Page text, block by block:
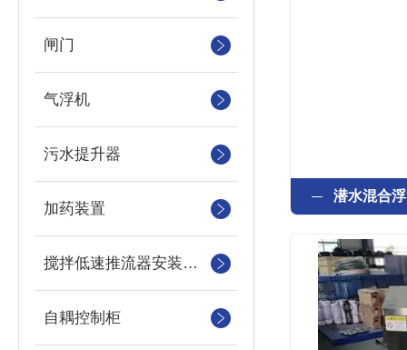
闸门
气浮机
污水提升器
加药装置
搅拌低速推流器安装系统
自耦控制柜
潜水混合